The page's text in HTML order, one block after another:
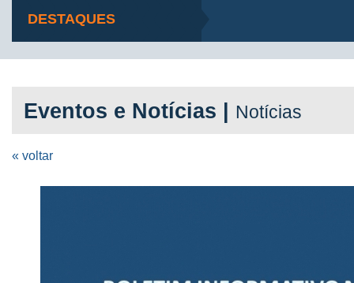
DESTAQUES
Eventos e Notícias | Notícias
« voltar